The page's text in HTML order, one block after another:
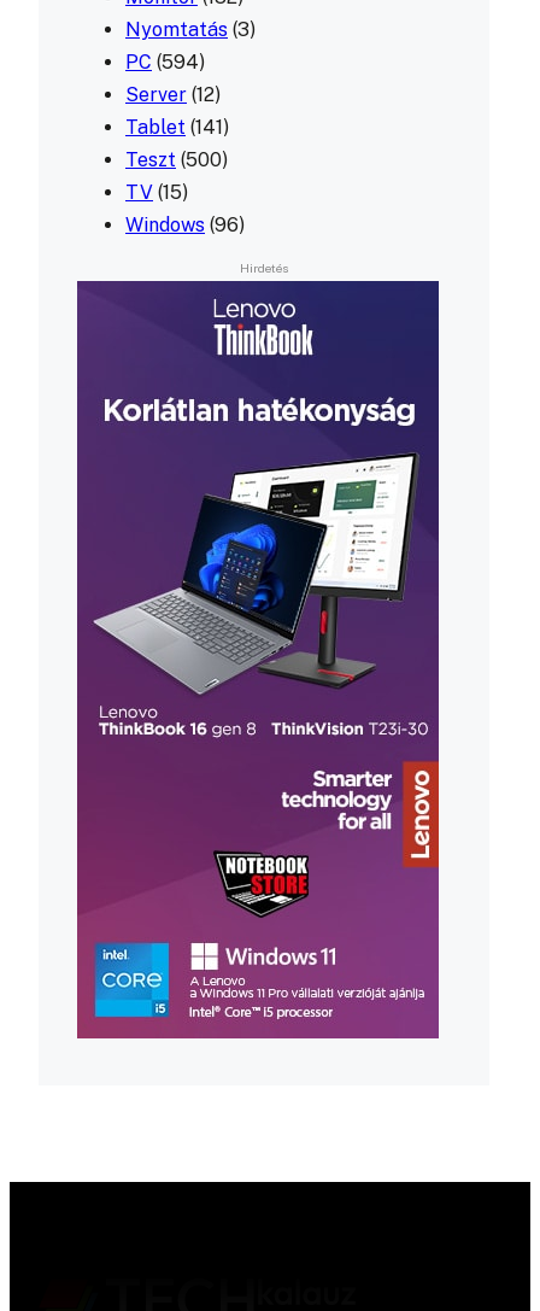
Nyomtatás (3)
PC (594)
Server (12)
Tablet (141)
Teszt (500)
TV (15)
Windows (96)